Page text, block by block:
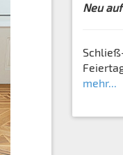
Neu
mehr...